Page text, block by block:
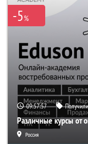
-5%
09:57:56
Различные курсы от
Россия